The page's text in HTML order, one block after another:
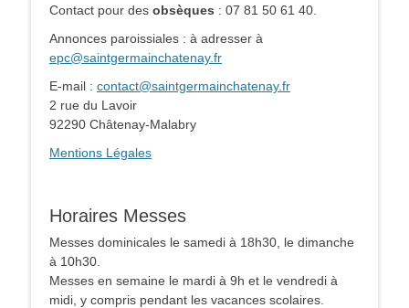
Contact pour des obsèques : 07 81 50 61 40.
Annonces paroissiales : à adresser à
epc@saintgermainchatenay.fr
E-mail : contact@saintgermainchatenay.fr
2 rue du Lavoir
92290 Châtenay-Malabry
Mentions Légales
Horaires Messes
Messes dominicales le samedi à 18h30, le dimanche
à 10h30.
Messes en semaine le mardi à 9h et le vendredi à
midi, y compris pendant les vacances scolaires.